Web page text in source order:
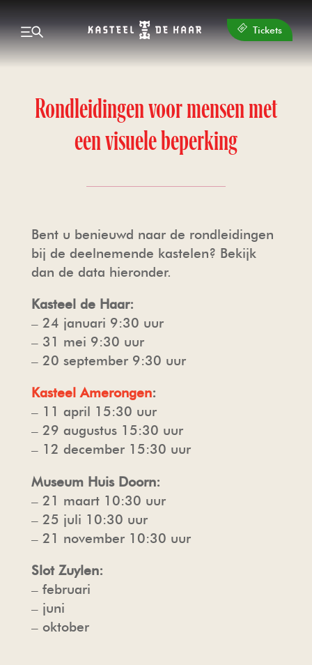
Plan je bezoek
ETEN & DRINKEN
GROEPSBEZOEK
TOUROPERATORS
VEELGESTELDE VRAGEN
FOTO- EN FILMOPNAMES
Ontdek
DE FAMILIE
DE KASTEELTUINEN
DE KAPEL
HAARZUILENS
DE KASTEELWINKEL
HORECA
Beleef wat er te doen is
NIEUWS EN BLOGS
KASTEEL DE HAAR THUIS
Huwelijken, events & feesten
HAAR
REVIEWS BRUIDSPAREN
Over de organisatie
OVER DE STICHTING
WORD VRIJWILLIGER
PERS
FOTO- EN FILMOPNAMES
HUISREGELS & VOORWAARDEN
Tickets
Rondleidingen voor mensen met
een visuele beperking
Bent u benieuwd naar de rondleidingen
bij de deelnemende kastelen? Bekijk
dan de data hieronder.
Kasteel de Haar:
– 24 januari 9:30 uur
– 31 mei 9:30 uur
– 20 september 9:30 uur
Kasteel Amerongen:
– 11 april 15:30 uur
– 29 augustus 15:30 uur
– 12 december 15:30 uur
Museum Huis Doorn:
– 21 maart 10:30 uur
– 25 juli 10:30 uur
– 21 november 10:30 uur
Slot Zuylen:
– februari
– juni
– oktober